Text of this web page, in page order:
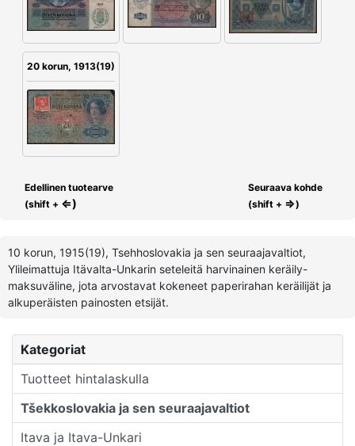
Kategoriat
Tuotteet hintalaskulla
Tšekkoslovakia ja sen seuraajavaltiot
Itava ja Itava-Unkari
20 korun, 1913(19)
Edellinen tuotearve
(shift + ⇐)
Seuraava kohde
(shift + ⇒)
10 korun, 1915(19), Tsehhoslovakia ja sen seuraajavaltiot,
Ylileimattuja Itävalta-Unkarin seteleitä harvinainen keräily-
maksuväline, jota arvostavat kokeneet paperirahan keräilijät ja
alkuperäisten painosten etsijät.